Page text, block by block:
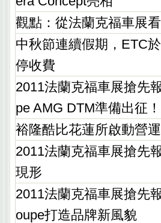
觀點：從法蘭克福車展
中秋節連續假期，ETC
停收費
2011法蘭克福車展搶先
pe AMG DTM準備出征！
裕隆酷比花蓮所啟動營
2011法蘭克福車展搶先
現形
2011法蘭克福車展搶先
oupe打造品牌新風貌